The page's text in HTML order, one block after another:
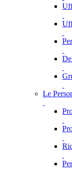
Le